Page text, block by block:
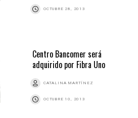
OCTUBRE 28, 2013
Centro Bancomer será
adquirido por Fibra Uno
CATALINA MARTÍNEZ
OCTUBRE 10, 2013